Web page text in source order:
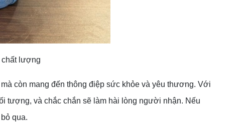
chất lượng
còn mang đến thông điệp sức khỏe và yêu thương. Với
tượng, và chắc chắn sẽ làm hài lòng người nhận. Nếu
qua.